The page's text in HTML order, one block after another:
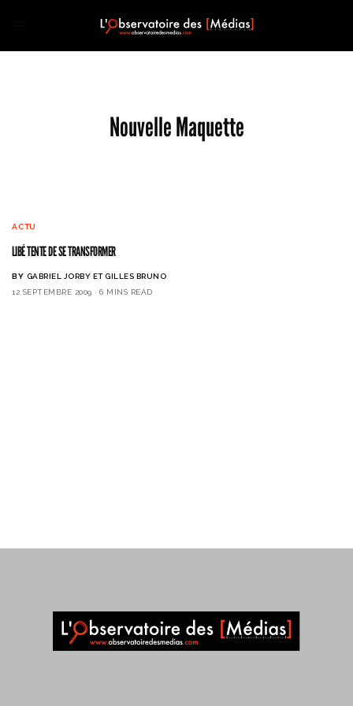
Nouvelle Maquette
ACTU
LIBÉ TENTE DE SE TRANSFORMER
BY GABRIEL JORBY ET GILLES BRUNO
12 SEPTEMBRE 2009
6 MINS READ